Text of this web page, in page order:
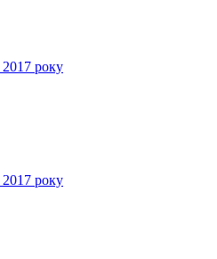
2017 року
2017 року